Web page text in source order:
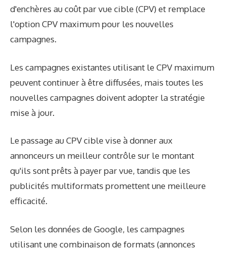
d'enchères au coût par vue cible (CPV) et remplace
l'option CPV maximum pour les nouvelles
campagnes.
Les campagnes existantes utilisant le CPV maximum
peuvent continuer à être diffusées, mais toutes les
nouvelles campagnes doivent adopter la stratégie
mise à jour.
Le passage au CPV cible vise à donner aux
annonceurs un meilleur contrôle sur le montant
qu'ils sont prêts à payer par vue, tandis que les
publicités multiformats promettent une meilleure
efficacité.
Selon les données de Google, les campagnes
utilisant une combinaison de formats (annonces